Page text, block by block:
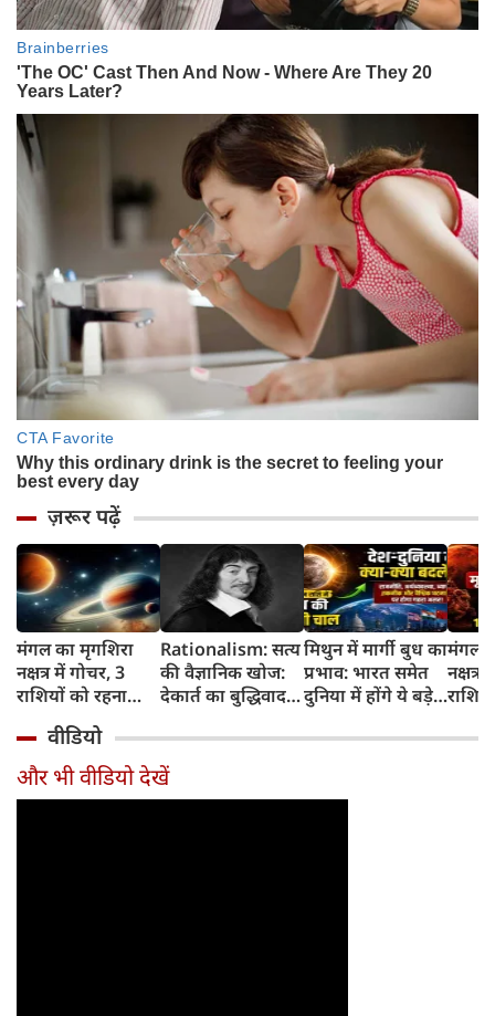
ज़रूर पढ़ें
मंगल का मृगशिरा
नक्षत्र में गोचर, 3
राशियों को रहना
सावधान
Rationalism: सत्य
की वैज्ञानिक खोज:
देकार्त का बुद्धिवाद
का जन्म
मिथुन में मार्गी बुध का
प्रभाव: भारत समेत
दुनिया में होंगे ये बड़े
मंगल
नक्षत्र
किसे
वीडियो
और भी वीडियो देखें